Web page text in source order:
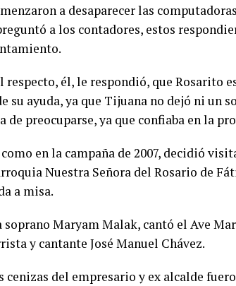
a desaparecer las
a los contadores, estos
él, le respondió, que Rosarito
su ayuda, ya que Tijuana no dejó ni un
de preocuparse, ya que confiaba en la
en la campaña de 2007, decidió
Nuestra Señora del Rosario de
a misa.
Maryam Malak, cantó el Ave
y cantante José Manuel Chávez.
del empresario y ex alcalde